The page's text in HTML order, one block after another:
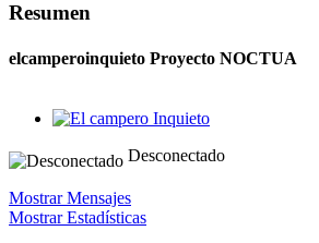
Resumen
elcamperoinquieto Proyecto NOCTUA
Desconectado
Mostrar Mensajes
Mostrar Estadísticas